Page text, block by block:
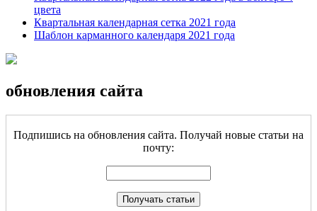
цвета
Квартальная календарная сетка 2021 года
Шаблон карманного календаря 2021 года
обновления сайта
Подпишись на обновления сайта. Получай новые статьи на
почту: